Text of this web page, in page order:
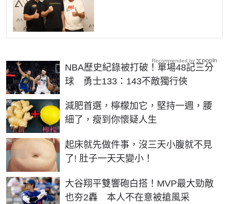
NBA歷史紀錄被打破！單場48記三分
球 勇士133：143不敵獨行俠
減肥首選，檸檬加它，堅持一週，腰
細了，瘦到你懷疑人生
PR
起床就先做件事，沒三天小腹就不見
了! 肚子一天天變小！
PR
大谷翔平雙響砲白搭！MVP最大勁敵
也夯2轟 本人不在意被搶風采
Recommended by